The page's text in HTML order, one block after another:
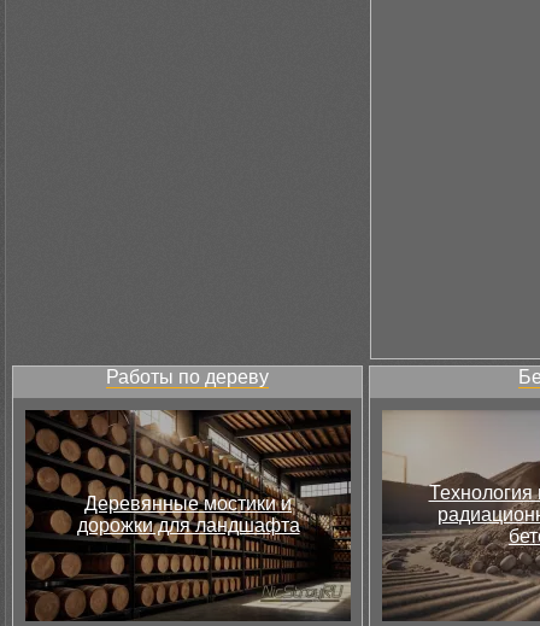
Работы по дереву
Деревянные мостики и
дорожки для ландшафта
Технология